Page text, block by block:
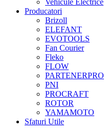
Vehicule Electrice
Producatori
Brizoll
ELEFANT
EVOTOOLS
Fan Courier
Fleko
FLOW
PARTENERPRO
PNI
PROCRAFT
ROTOR
YAMAMOTO
Sfaturi Utile